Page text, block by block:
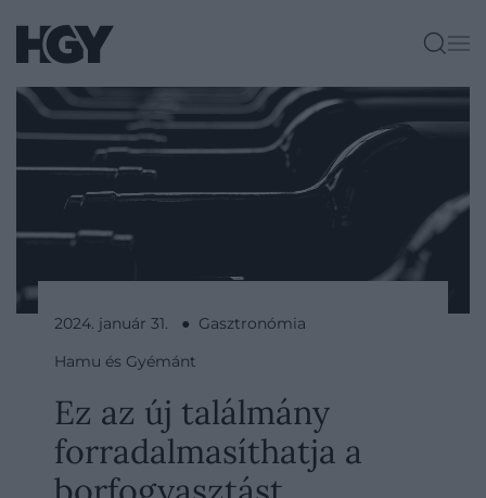
2024. január 31. ● Gasztronómia
Hamu és Gyémánt
Ez az új találmány
forradalmasíthatja a